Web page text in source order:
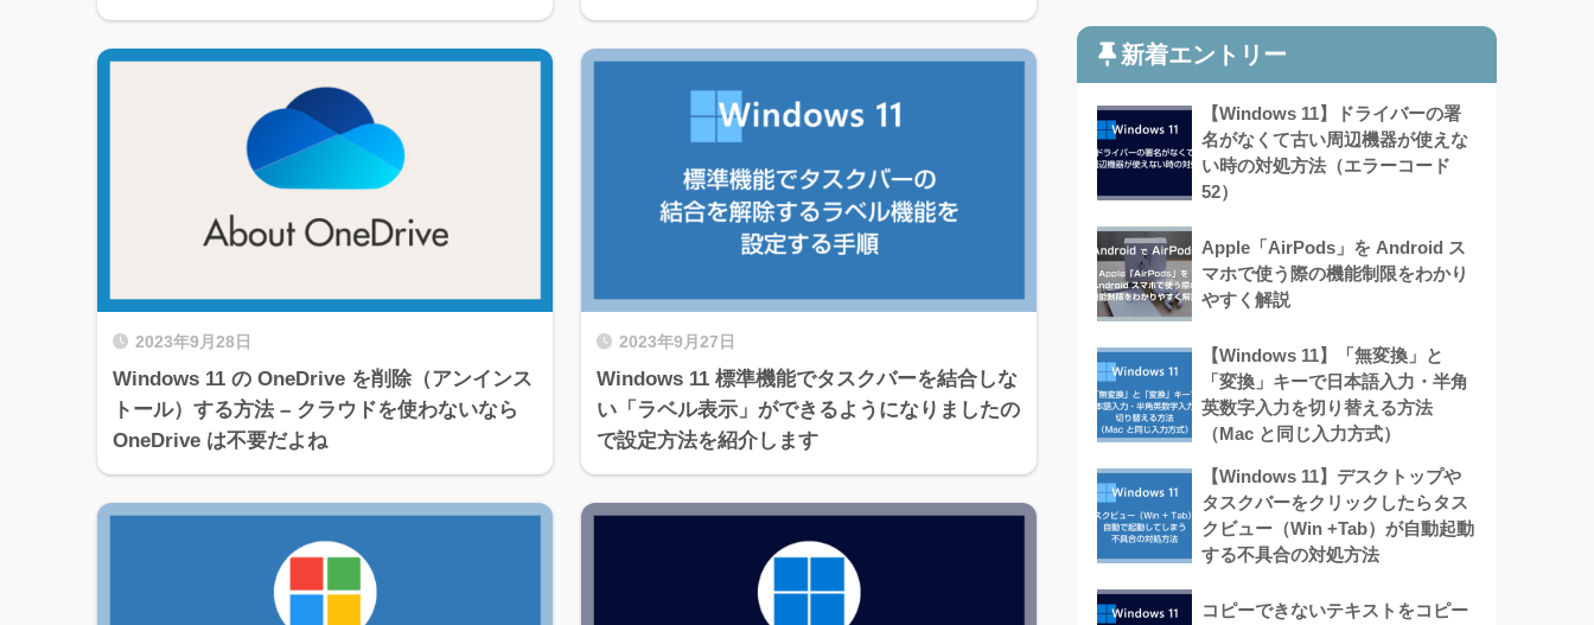
2023年9月28日
Windows 11 の OneDrive を削除（アンインス
トール）する方法 – クラウドを使わないなら
OneDrive は不要だよね
2023年9月27日
Windows 11 標準機能でタスクバーを結合しな
い「ラベル表示」ができるようになりましたの
で設定方法を紹介します
新着エントリー
【Windows 11】ドライバーの署
名がなくて古い周辺機器が使えな
い時の対処方法（エラーコード
52）
Apple「AirPods」を Android ス
マホで使う際の機能制限をわかり
やすく解説
【Windows 11】「無変換」と
「変換」キーで日本語入力・半角
英数字入力を切り替える方法
（Mac と同じ入力方式）
【Windows 11】デスクトップや
タスクバーをクリックしたらタス
クビュー（Win +Tab）が自動起動
する不具合の対処方法
コピーできないテキストをコピー